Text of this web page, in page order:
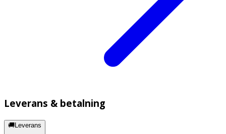
Leverans & betalning
🚚Leverans